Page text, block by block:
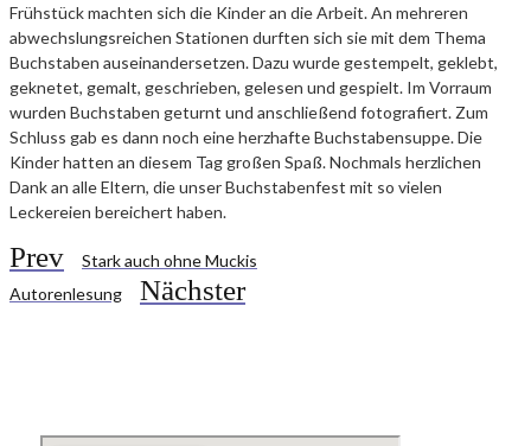
Frühstück machten sich die Kinder an die Arbeit. An mehreren
abwechslungsreichen Stationen durften sich sie mit dem Thema
Buchstaben auseinandersetzen. Dazu wurde gestempelt, geklebt,
geknetet, gemalt, geschrieben, gelesen und gespielt. Im Vorraum
wurden Buchstaben geturnt und anschließend fotografiert. Zum
Schluss gab es dann noch eine herzhafte Buchstabensuppe. Die
Kinder hatten an diesem Tag großen Spaß. Nochmals herzlichen
Dank an alle Eltern, die unser Buchstabenfest mit so vielen
Leckereien bereichert haben.
Prev
Stark auch ohne Muckis
Autorenlesung
Nächster